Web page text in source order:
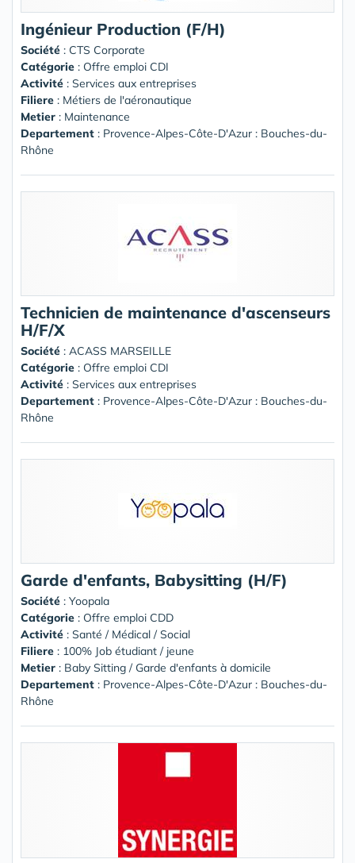
Ingénieur Production (F/H)
Société : CTS Corporate
Catégorie : Offre emploi CDI
Activité : Services aux entreprises
Filiere : Métiers de l'aéronautique
Metier : Maintenance
Departement : Provence-Alpes-Côte-D'Azur : Bouches-du-
Rhône
Technicien de maintenance d'ascenseurs
H/F/X
Société : ACASS MARSEILLE
Catégorie : Offre emploi CDI
Activité : Services aux entreprises
Departement : Provence-Alpes-Côte-D'Azur : Bouches-du-
Rhône
Garde d'enfants, Babysitting (H/F)
Société : Yoopala
Catégorie : Offre emploi CDD
Activité : Santé / Médical / Social
Filiere : 100% Job étudiant / jeune
Metier : Baby Sitting / Garde d'enfants à domicile
Departement : Provence-Alpes-Côte-D'Azur : Bouches-du-
Rhône